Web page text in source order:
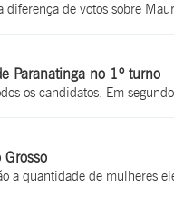
de votos sobre
Paranatinga no 1º turno
os candidatos. Em
a quantidade de mulheres